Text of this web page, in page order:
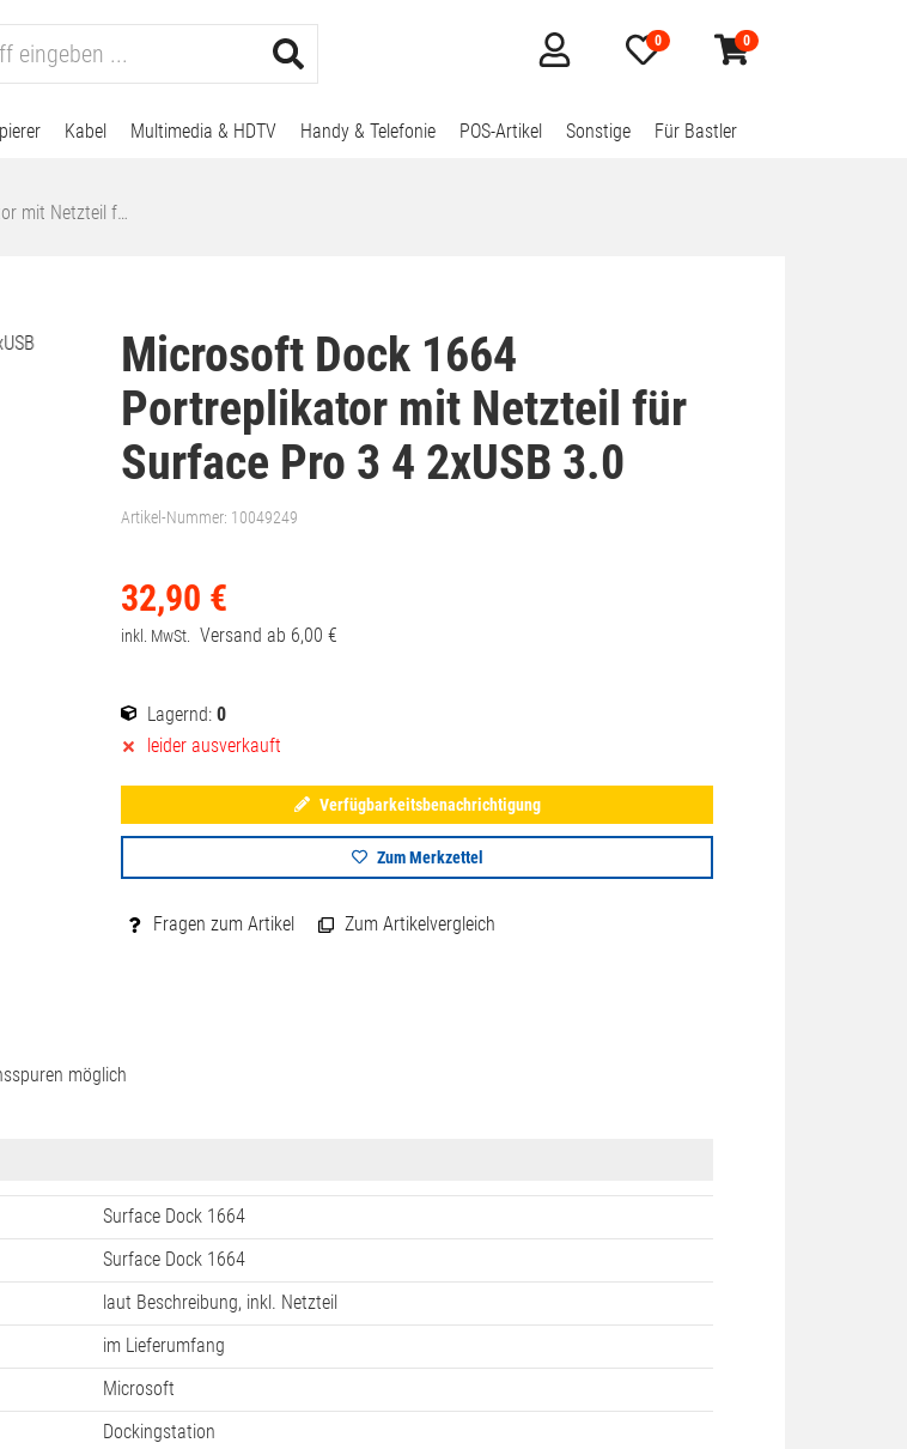
Mein
Konto
Merkzettel
aufklappen
0
Warenkorb
aufklappen
0
Kabel Multimedia & HDTV Handy & Telefonie POS-Artikel Sonstige Für Bastler
mit Netzteil f…
Microsoft Dock 1664
Portreplikator mit Netzteil für
Surface Pro 3 4 2xUSB 3.0
Artikel-Nummer: 10049249
32,90 €
inkl. MwSt. Versand ab 6,00 €
Lagernd: 0
leider ausverkauft
Verfügbarkeitsbenachrichtigung
Zum Merkzettel
Fragen zum Artikel Zum Artikelvergleich
möglich
Surface Dock 1664
Surface Dock 1664
laut Beschreibung, inkl. Netzteil
im Lieferumfang
Microsoft
Dockingstation